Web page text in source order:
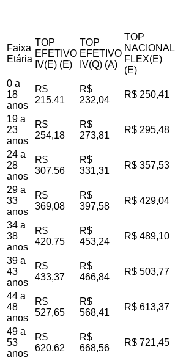
Faixa
Etária
TOP
EFETIVO
IV(E) (E)
TOP
EFETIVO
IV(Q) (A)
TOP
NACIONAL
FLEX(E)
(E)
0 a
18
anos
R$
215,41
R$
232,04
R$ 250,41
19 a
23
anos
R$
254,18
R$
273,81
R$ 295,48
24 a
28
anos
R$
307,56
R$
331,31
R$ 357,53
29 a
33
anos
R$
369,08
R$
397,58
R$ 429,04
34 a
38
anos
R$
420,75
R$
453,24
R$ 489,10
39 a
43
anos
R$
433,37
R$
466,84
R$ 503,77
44 a
48
anos
R$
527,65
R$
568,41
R$ 613,37
49 a
53
anos
R$
620,62
R$
668,56
R$ 721,45